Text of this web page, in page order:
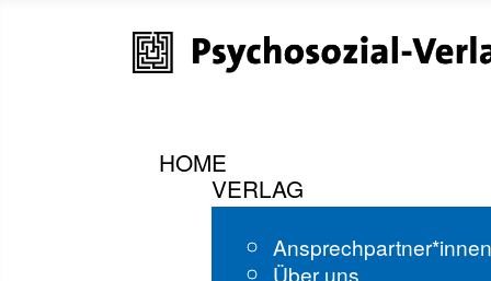
HOME
VERLAG
Über uns